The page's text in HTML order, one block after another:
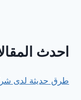
احدث
طرق حديثة لدى